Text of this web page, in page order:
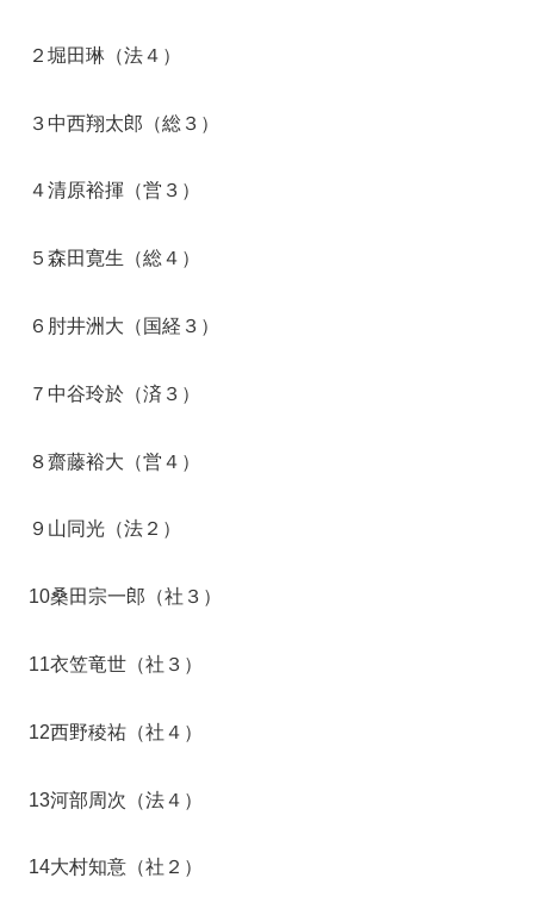
２堀田琳（法４）
３中西翔太郎（総３）
４清原裕揮（営３）
５森田寛生（総４）
６肘井洲大（国経３）
７中谷玲於（済３）
８齋藤裕大（営４）
９山同光（法２）
10桑田宗一郎（社３）
11衣笠竜世（社３）
12西野稜祐（社４）
13河部周次（法４）
14大村知意（社２）